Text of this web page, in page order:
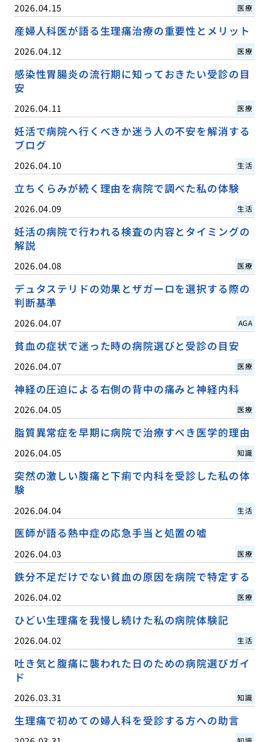
2026.04.15 医療
産婦人科医が語る生理痛治療の重要性とメリット
2026.04.12 医療
感染性胃腸炎の流行期に知っておきたい受診の目
安
2026.04.11 医療
妊活で病院へ行くべきか迷う人の不安を解消する
ブログ
2026.04.10 生活
立ちくらみが続く理由を病院で調べた私の体験
2026.04.09 生活
妊活の病院で行われる検査の内容とタイミングの
解説
2026.04.08 医療
デュタステリドの効果とザガーロを選択する際の
判断基準
2026.04.07 AGA
貧血の症状で迷った時の病院選びと受診の目安
2026.04.07 医療
神経の圧迫による右側の背中の痛みと神経内科
2026.04.05 医療
脂質異常症を早期に病院で治療すべき医学的理由
2026.04.05 知識
突然の激しい腹痛と下痢で内科を受診した私の体
験
2026.04.04 生活
医師が語る熱中症の応急手当と処置の嘘
2026.04.03 医療
鉄分不足だけでない貧血の原因を病院で特定する
2026.04.02 医療
ひどい生理痛を我慢し続けた私の病院体験記
2026.04.02 生活
吐き気と腹痛に襲われた日のための病院選びガイ
ド
2026.03.31 知識
生理痛で初めての婦人科を受診する方への助言